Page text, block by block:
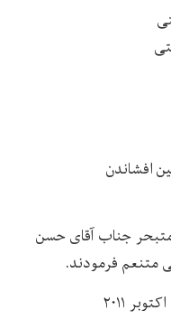
افشاندن
جناب آقای حسن
متنعم فرمودند.